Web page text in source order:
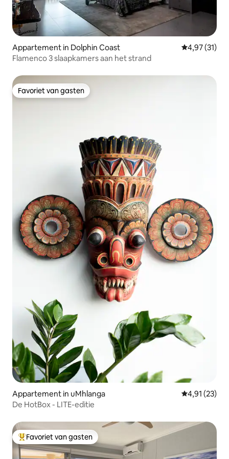
Appartement in Dolphin Coast Gemiddelde
4,97 (31)
Flamenco 3 slaapkamers aan het strand
Favoriet van gasten
Favoriet van gasten
Appartement in uMhlanga Gemiddelde
4,91 (23)
De HotBox - LITE-editie
Topfavoriet van gasten
Favoriet van gasten